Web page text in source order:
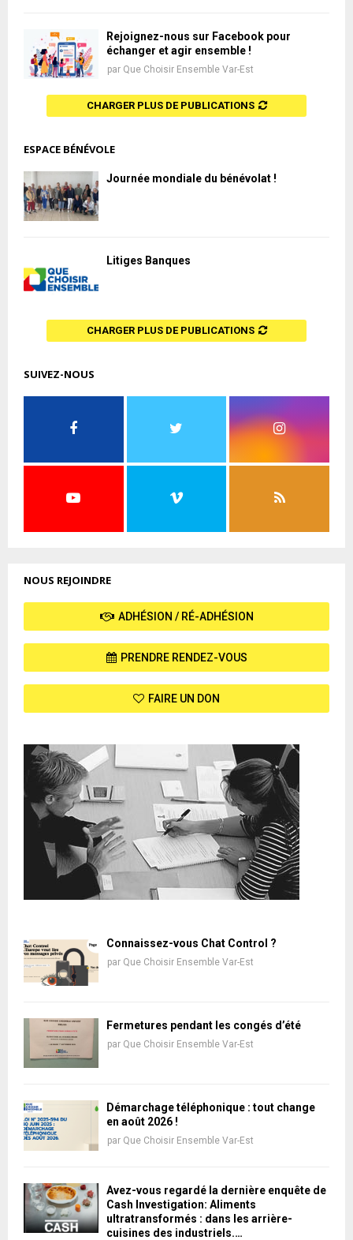
Rejoignez-nous sur Facebook pour
échanger et agir ensemble !
par Que Choisir Ensemble Var-Est
CHARGER PLUS DE PUBLICATIONS
ESPACE BÉNÉVOLE
Journée mondiale du bénévolat !
Litiges Banques
CHARGER PLUS DE PUBLICATIONS
SUIVEZ-NOUS
NOUS REJOINDRE
ADHÉSION / RÉ-ADHÉSION
PRENDRE RENDEZ-VOUS
FAIRE UN DON
Connaissez-vous Chat Control ?
par Que Choisir Ensemble Var-Est
Fermetures pendant les congés d’été
par Que Choisir Ensemble Var-Est
Démarchage téléphonique : tout change
en août 2026 !
par Que Choisir Ensemble Var-Est
Avez-vous regardé la dernière enquête de
Cash Investigation: Aliments
ultratransformés : dans les arrière-
cuisines des industriels.…